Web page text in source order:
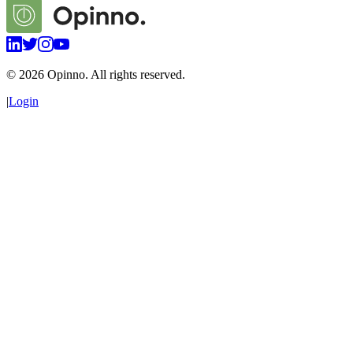
© 2026 Opinno. All rights reserved.
|Login